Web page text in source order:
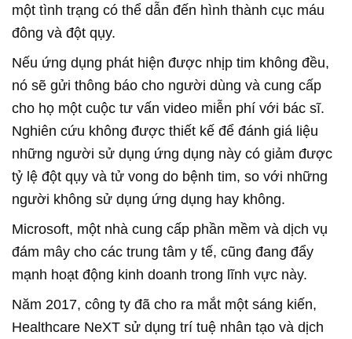
một tình trạng có thể dẫn đến hình thành cục máu
đông và đột qụy.
Nếu ứng dụng phát hiện được nhịp tim không đều,
nó sẽ gửi thông báo cho người dùng và cung cấp
cho họ một cuộc tư vấn video miễn phí với bác sĩ.
Nghiên cứu không được thiết kế để đánh giá liệu
những người sử dụng ứng dụng này có giảm được
tỷ lệ đột qụy và tử vong do bệnh tim, so với những
người không sử dụng ứng dụng hay không.
Microsoft, một nhà cung cấp phần mềm và dịch vụ
đám mây cho các trung tâm y tế, cũng đang đẩy
mạnh hoạt động kinh doanh trong lĩnh vực này.
Năm 2017, công ty đã cho ra mắt một sáng kiến,
Healthcare NeXT sử dụng trí tuệ nhân tạo và dịch